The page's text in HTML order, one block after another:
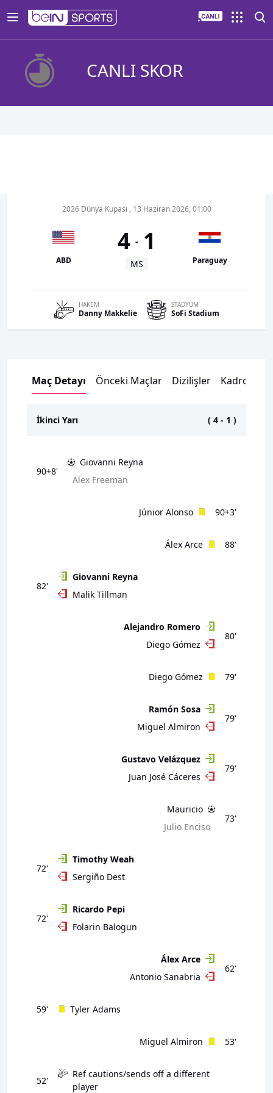
CANLI SKOR
2026 Dünya Kupası , 13 Haziran 2026, 01:00
ABD
4 - 1
MS Paraguay
HAKEM
Danny Makkelie
STADYUM
SoFi Stadium
Maç Detayı Önceki Maçlar Dizilişler Kadrolar
İkinci Yarı ( 4 - 1 )
90+8'
Giovanni Reyna
Alex Freeman
90+3'
Júnior Alonso
88'
Álex Arce
82'
Giovanni Reyna
Malik Tillman
80'
Alejandro Romero
Diego Gómez
79'
Diego Gómez
79'
Ramón Sosa
Miguel Almiron
79'
Gustavo Velázquez
Juan José Cáceres
73'
Mauricio
Julio Enciso
72'
Timothy Weah
Sergiño Dest
72'
Ricardo Pepi
Folarin Balogun
62'
Álex Arce
Antonio Sanabria
59' Tyler Adams
53'
Miguel Almiron
52'
Ref cautions/sends off a different
player